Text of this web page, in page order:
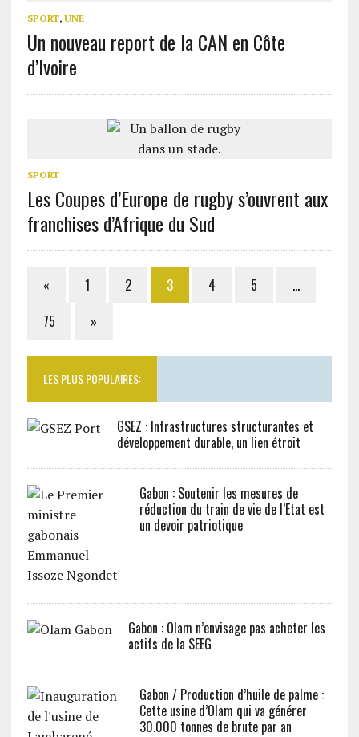
SPORT, UNE
Un nouveau report de la CAN en Côte
d’Ivoire
SPORT
Les Coupes d’Europe de rugby s’ouvrent aux
franchises d’Afrique du Sud
« 1 2 3 4 5
…
75
»
LES PLUS POPULAIRES:
GSEZ : Infrastructures structurantes et
développement durable, un lien étroit
Gabon : Soutenir les mesures de
réduction du train de vie de l’Etat est
un devoir patriotique
Gabon : Olam n’envisage pas acheter les
actifs de la SEEG
Gabon / Production d’huile de palme :
Cette usine d’Olam qui va générer
30.000 tonnes de brute par an